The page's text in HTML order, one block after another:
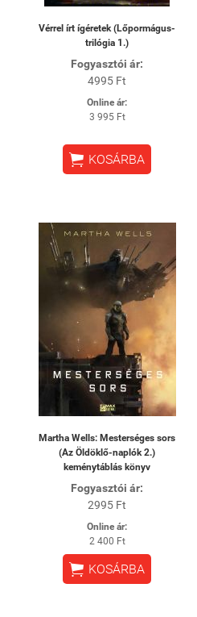
Vérrel írt ígéretek (Lőpormágus-
trilógia 1.)
Fogyasztói ár:
4995 Ft
Online ár:
3 995 Ft
 KOSÁRBA
Martha Wells: Mesterséges sors
(Az Öldöklő-naplók 2.)
keménytáblás könyv
Fogyasztói ár:
2995 Ft
Online ár:
2 400 Ft
 KOSÁRBA